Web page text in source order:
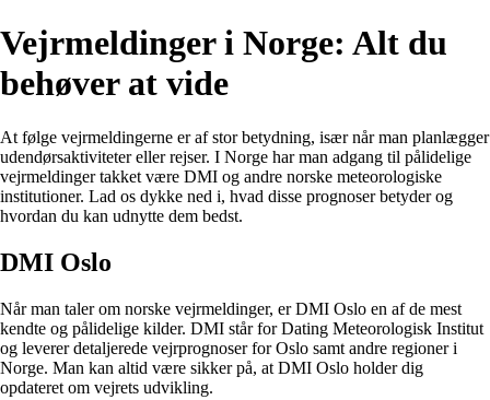
Vejrmeldinger i Norge: Alt du
behøver at vide
At følge vejrmeldingerne er af stor betydning, især når man planlægger
udendørsaktiviteter eller rejser. I Norge har man adgang til pålidelige
vejrmeldinger takket være DMI og andre norske meteorologiske
institutioner. Lad os dykke ned i, hvad disse prognoser betyder og
hvordan du kan udnytte dem bedst.
DMI Oslo
Når man taler om norske vejrmeldinger, er DMI Oslo en af de mest
kendte og pålidelige kilder. DMI står for Dating Meteorologisk Institut
og leverer detaljerede vejrprognoser for Oslo samt andre regioner i
Norge. Man kan altid være sikker på, at DMI Oslo holder dig
opdateret om vejrets udvikling.